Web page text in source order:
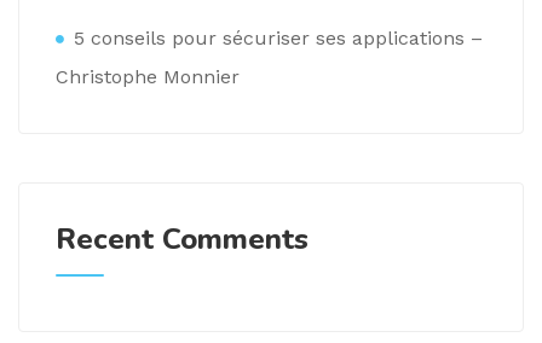
5 conseils pour sécuriser ses applications –
Christophe Monnier
Recent Comments